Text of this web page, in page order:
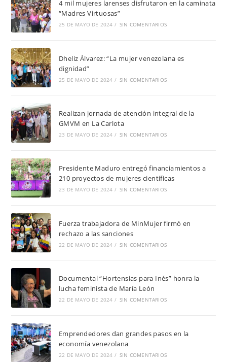
4 mil mujeres larenses disfrutaron en la caminata
“Madres Virtuosas”
25 DE MAYO DE 2024 / SIN COMENTARIOS
Dheliz Álvarez: “La mujer venezolana es
dignidad”
25 DE MAYO DE 2024 / SIN COMENTARIOS
Realizan jornada de atención integral de la
GMVM en La Carlota
23 DE MAYO DE 2024 / SIN COMENTARIOS
Presidente Maduro entregó financiamientos a
210 proyectos de mujeres científicas
23 DE MAYO DE 2024 / SIN COMENTARIOS
Fuerza trabajadora de MinMujer firmó en
rechazo a las sanciones
22 DE MAYO DE 2024 / SIN COMENTARIOS
Documental “Hortensias para Inés” honra la
lucha feminista de María León
22 DE MAYO DE 2024 / SIN COMENTARIOS
Emprendedores dan grandes pasos en la
economía venezolana
22 DE MAYO DE 2024 / SIN COMENTARIOS